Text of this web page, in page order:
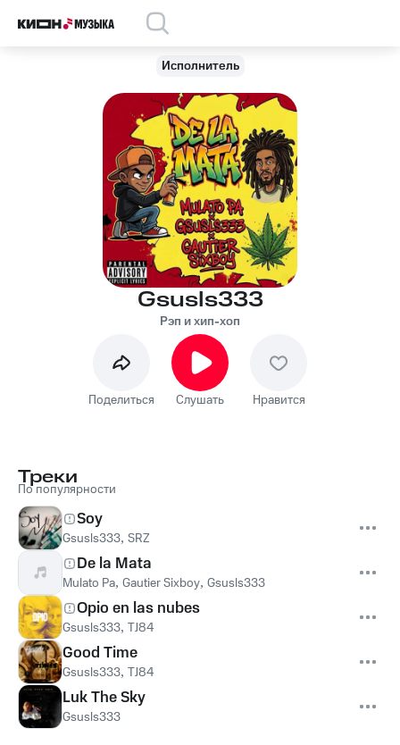
Исполнитель
Gsusls333
Рэп и хип-хоп
Поделиться Слушать Нравится
Треки
По популярности
Soy
Gsusls333, SRZ
De la Mata
Mulato Pa, Gautier Sixboy, Gsusls333
Opio en las nubes
Gsusls333, TJ84
Good Time
Gsusls333, TJ84
Luk The Sky
Gsusls333